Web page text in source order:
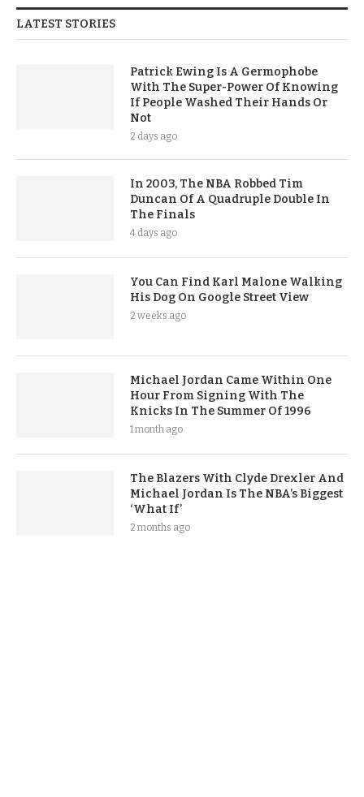
LATEST STORIES
Patrick Ewing Is A Germophobe
With The Super-Power Of Knowing
If People Washed Their Hands Or
Not
2 days ago
In 2003, The NBA Robbed Tim
Duncan Of A Quadruple Double In
The Finals
4 days ago
You Can Find Karl Malone Walking
His Dog On Google Street View
2 weeks ago
Michael Jordan Came Within One
Hour From Signing With The
Knicks In The Summer Of 1996
1 month ago
The Blazers With Clyde Drexler And
Michael Jordan Is The NBA’s Biggest
‘What If’
2 months ago